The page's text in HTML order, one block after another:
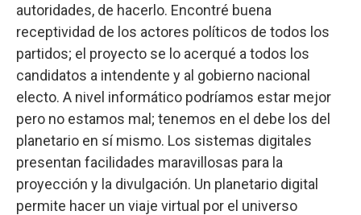
autoridades, de hacerlo. Encontré buena
receptividad de los actores políticos de todos los
partidos; el proyecto se lo acerqué a todos los
candidatos a intendente y al gobierno nacional
electo. A nivel informático podríamos estar mejor
pero no estamos mal; tenemos en el debe los del
planetario en sí mismo. Los sistemas digitales
presentan facilidades maravillosas para la
proyección y la divulgación. Un planetario digital
permite hacer un viaje virtual por el universo